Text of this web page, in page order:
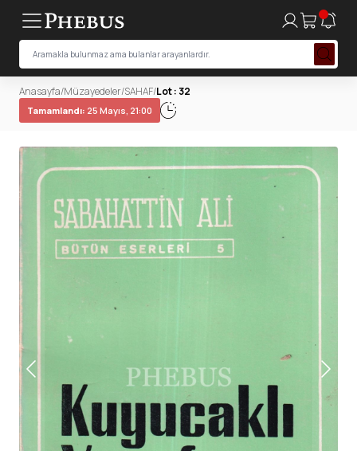
Anasayfa/Müzayedeler/SAHAF/Lot : 32
Tamamlandı: 25 Mayıs, 21:00